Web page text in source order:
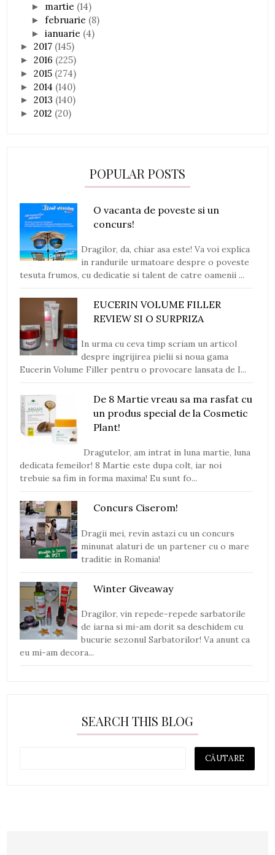
► martie (14)
►februarie (8)
►ianuarie (4)
►2017 (145)
►2016 (225)
►2015 (274)
►2014 (140)
►2013 (140)
►2012 (20)
POPULAR POSTS
O vacanta de poveste si un
concurs!
Dragilor, da, chiar asa este! Va voi explica
in randurile urmatoare despre o poveste
tesuta frumos, cu dedicatie si talent de catre oamenii ...
EUCERIN VOLUME FILLER
REVIEW SI O SURPRIZA
In urma cu ceva timp scriam un articol
despre ingrijirea pielii si noua gama
Eucerin Volume Filler pentru o provocare lansata de I...
De 8 Martie vreau sa ma rasfat cu
un produs special de la Cosmetic
Plant!
Dragutelor, am intrat in luna martie, luna
dedicata femeilor! 8 Martie este dupa colt, iar noi
trebuie sa fim in forma maxima! Eu sunt fo...
Concurs Ciserom!
Dragii mei, revin astazi cu un concurs
minunat alaturi de un partener cu o mare
traditie in Romania!
Winter Giveaway
Dragilor, vin repede-repede sarbatorile
de iarna si mi-am dorit sa deschidem cu
bucurie sezonul Sarbatorilor! Va anunt ca
eu mi-am decora...
SEARCH THIS BLOG